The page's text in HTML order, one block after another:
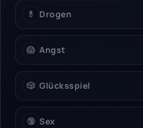
💊 Drogen
😱 Angst
🎲 Glücksspiel
🔞 Sex